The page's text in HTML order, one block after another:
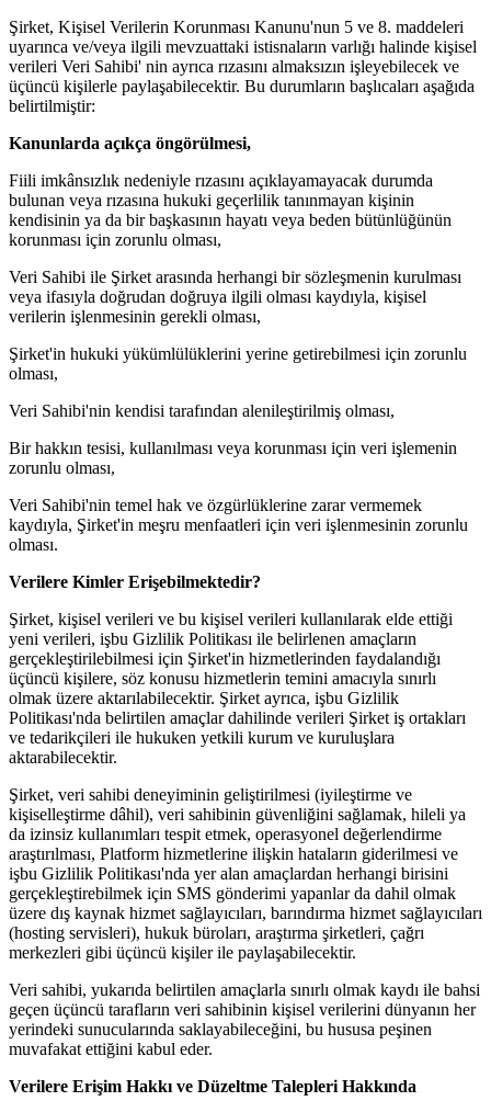
Şirket, Kişisel Verilerin Korunması Kanunu'nun 5 ve 8. maddeleri
uyarınca ve/veya ilgili mevzuattaki istisnaların varlığı halinde kişisel
verileri Veri Sahibi' nin ayrıca rızasını almaksızın işleyebilecek ve
üçüncü kişilerle paylaşabilecektir. Bu durumların başlıcaları aşağıda
belirtilmiştir:
Kanunlarda açıkça öngörülmesi,
Fiili imkânsızlık nedeniyle rızasını açıklayamayacak durumda
bulunan veya rızasına hukuki geçerlilik tanınmayan kişinin
kendisinin ya da bir başkasının hayatı veya beden bütünlüğünün
korunması için zorunlu olması,
Veri Sahibi ile Şirket arasında herhangi bir sözleşmenin kurulması
veya ifasıyla doğrudan doğruya ilgili olması kaydıyla, kişisel
verilerin işlenmesinin gerekli olması,
Şirket'in hukuki yükümlülüklerini yerine getirebilmesi için zorunlu
olması,
Veri Sahibi'nin kendisi tarafından alenileştirilmiş olması,
Bir hakkın tesisi, kullanılması veya korunması için veri işlemenin
zorunlu olması,
Veri Sahibi'nin temel hak ve özgürlüklerine zarar vermemek
kaydıyla, Şirket'in meşru menfaatleri için veri işlenmesinin zorunlu
olması.
Verilere Kimler Erişebilmektedir?
Şirket, kişisel verileri ve bu kişisel verileri kullanılarak elde ettiği
yeni verileri, işbu Gizlilik Politikası ile belirlenen amaçların
gerçekleştirilebilmesi için Şirket'in hizmetlerinden faydalandığı
üçüncü kişilere, söz konusu hizmetlerin temini amacıyla sınırlı
olmak üzere aktarılabilecektir. Şirket ayrıca, işbu Gizlilik
Politikası'nda belirtilen amaçlar dahilinde verileri Şirket iş ortakları
ve tedarikçileri ile hukuken yetkili kurum ve kuruluşlara
aktarabilecektir.
Şirket, veri sahibi deneyiminin geliştirilmesi (iyileştirme ve
kişiselleştirme dâhil), veri sahibinin güvenliğini sağlamak, hileli ya
da izinsiz kullanımları tespit etmek, operasyonel değerlendirme
araştırılması, Platform hizmetlerine ilişkin hataların giderilmesi ve
işbu Gizlilik Politikası'nda yer alan amaçlardan herhangi birisini
gerçekleştirebilmek için SMS gönderimi yapanlar da dahil olmak
üzere dış kaynak hizmet sağlayıcıları, barındırma hizmet sağlayıcıları
(hosting servisleri), hukuk büroları, araştırma şirketleri, çağrı
merkezleri gibi üçüncü kişiler ile paylaşabilecektir.
Veri sahibi, yukarıda belirtilen amaçlarla sınırlı olmak kaydı ile bahsi
geçen üçüncü tarafların veri sahibinin kişisel verilerini dünyanın her
yerindeki sunucularında saklayabileceğini, bu hususa peşinen
muvafakat ettiğini kabul eder.
Verilere Erişim Hakkı ve Düzeltme Talepleri Hakkında